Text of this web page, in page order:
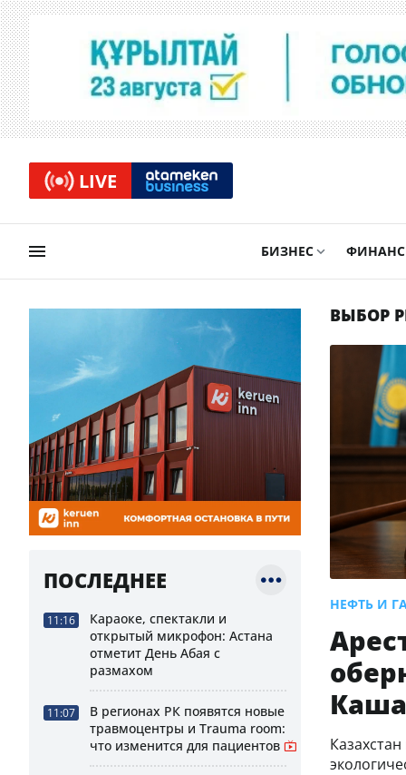
LIVE
БИЗНЕС
ВЫБОР
НЕФТЬ И
ПОСЛЕДНЕЕ
11:16
Караоке, спектакли и
открытый микрофон: Астана
отметит День Абая с
размахом
11:07
В регионах РК появятся новые
травмоцентры и Trauma room:
что изменится для пациентов